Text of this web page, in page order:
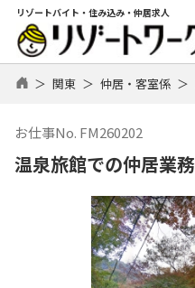
リゾートバイト・住み込み・仲居求人
関東 仲居・客室係
お仕事No. FM260202
温泉旅館での仲居業